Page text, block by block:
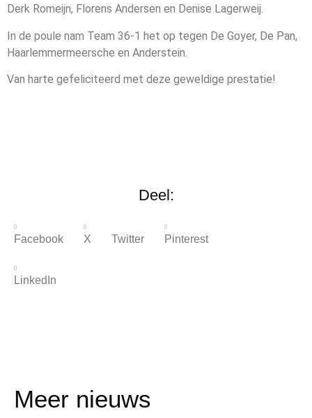
Derk Romeijn, Florens Andersen en Denise Lagerweij.
In de poule nam Team 36-1 het op tegen De Goyer, De Pan,
Haarlemmermeersche en Anderstein.
Van harte gefeliciteerd met deze geweldige prestatie!
Deel:
Facebook X Twitter Pinterest
LinkedIn
Meer nieuws